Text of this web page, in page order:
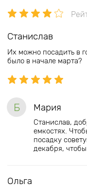
Станислав
Их можно посадить в
было в начале марта?
Б Мария
Станислав,
емкостях.
посадку
декабря,
Ольга